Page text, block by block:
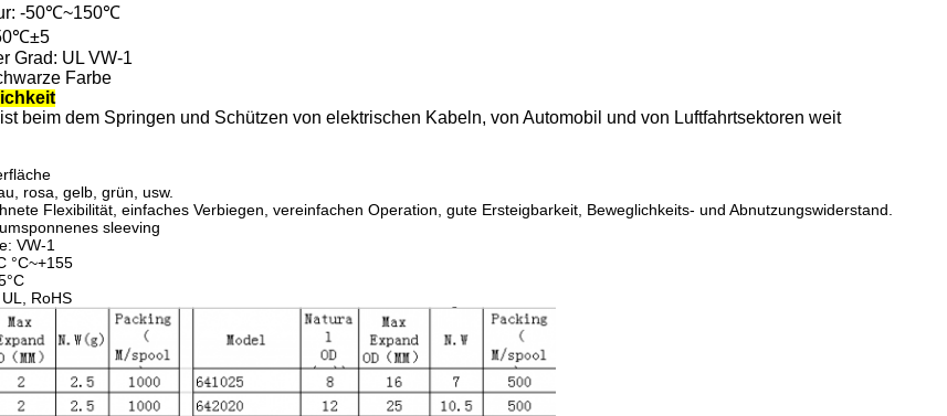
-50℃~150℃
Grad: UL VW-1
Farbe
beim dem Springen und Schützen von elektrischen Kabeln, von Automobil und von Luftfahrtsektoren weit
rosa, gelb, grün, usw.
Flexibilität, einfaches Verbiegen, vereinfachen Operation, gute Ersteigbarkeit, Beweglichkeits- und Abnutzungswiderstand.
sleeving
VW-1
°C~+155
RoHS